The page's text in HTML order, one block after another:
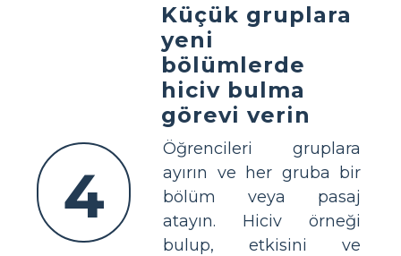
4
Küçük gruplara
yeni
bölümlerde
hiciv bulma
görevi verin
Öğrencileri gruplara
ayırın ve her gruba bir
bölüm veya pasaj
atayın. Hiciv örneği
bulup, etkisini ve